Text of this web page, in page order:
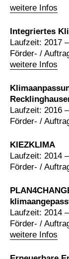
weitere Infos
Integriertes
weitere Infos
Laufzeit: 2017
Förder- /
Laufzeit: 2016
Förder- /
KIEZKLIMA
Laufzeit: 2014
Förder- /
weitere Infos
Laufzeit: 2014
Förder- /